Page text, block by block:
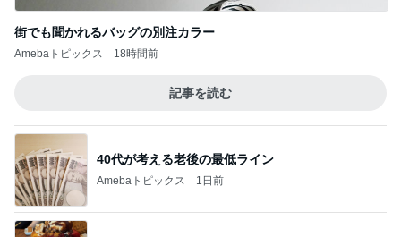
街でも聞かれるバッグの別注カラー
Amebaトピックス 18時間前
記事を読む
40代が考える老後の最低ライン
Amebaトピックス 1日前